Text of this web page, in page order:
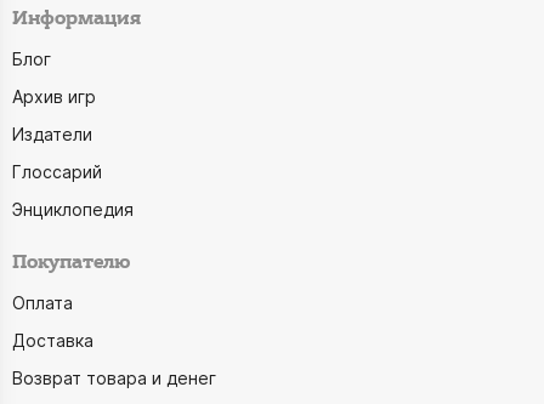
Информация
Блог
Архив игр
Издатели
Глоссарий
Энциклопедия
Покупателю
Оплата
Доставка
Возврат товара и денег